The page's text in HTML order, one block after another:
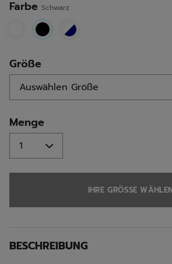
Farbe Schwarz
selected
Größe
Menge
IHRE GRÖSSE
BESCHREIBUNG